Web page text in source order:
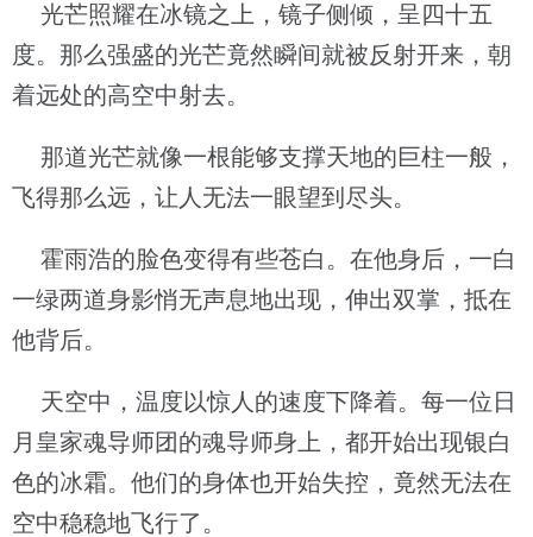
光芒照耀在冰镜之上，镜子侧倾，呈四十五
度。那么强盛的光芒竟然瞬间就被反射开来，朝
着远处的高空中射去。
那道光芒就像一根能够支撑天地的巨柱一般，
飞得那么远，让人无法一眼望到尽头。
霍雨浩的脸色变得有些苍白。在他身后，一白
一绿两道身影悄无声息地出现，伸出双掌，抵在
他背后。
天空中，温度以惊人的速度下降着。每一位日
月皇家魂导师团的魂导师身上，都开始出现银白
色的冰霜。他们的身体也开始失控，竟然无法在
空中稳稳地飞行了。